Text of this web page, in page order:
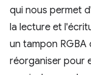
qui nous permet
la lecture et
un tampon RGBA
réorganiser pour